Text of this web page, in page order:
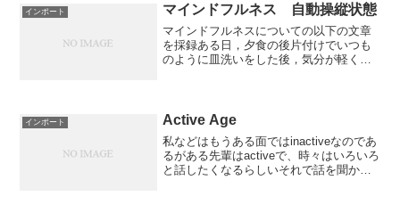
インポート マインドフルネス 自動操縦状態
マインドフルネスについての以下の文章
を採録ある日，夕食の後片付けでいつも
のように皿洗いをした後，気分が軽くな
で，よけいにすっきりとし...
インポート Active Age
私などはもうある面ではinactiveなのであ
るがある先輩はactiveで、時々はいろいろ
と話したくなるらしいそれで話を聞かせ